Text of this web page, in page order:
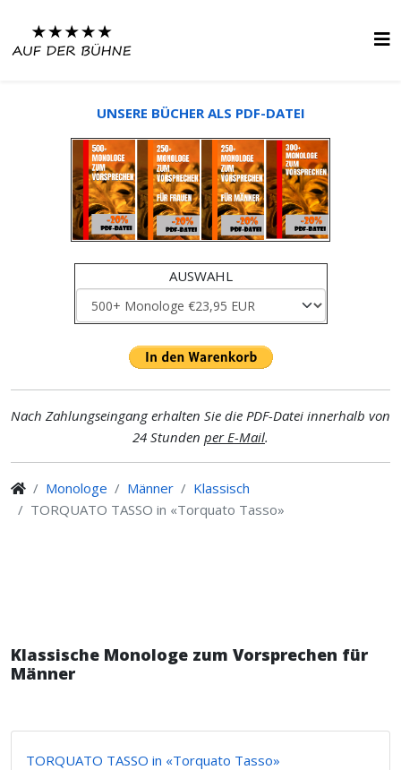
UNSERE BÜCHER ALS PDF-DATEI
AUSWAHL
Nach Zahlungseingang erhalten Sie die PDF-Datei innerhalb von
24 Stunden per E-Mail.
Monologe Männer
Klassisch
TORQUATO TASSO in «Torquato Tasso»
Klassische Monologe zum Vorsprechen für
Männer
TORQUATO TASSO in «Torquato Tasso»